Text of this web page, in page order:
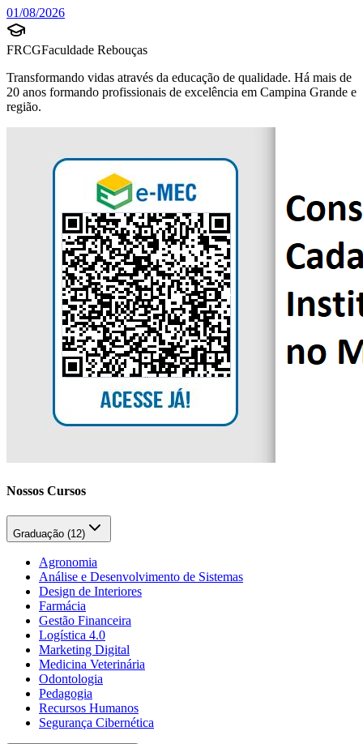
01/08/2026
FRCGFaculdade Rebouças
Transformando vidas através da educação de qualidade. Há mais de
20 anos formando profissionais de excelência em Campina Grande e
região.
Nossos Cursos
Graduação (12)
Agronomia
Análise e Desenvolvimento de Sistemas
Design de Interiores
Farmácia
Gestão Financeira
Logística 4.0
Marketing Digital
Medicina Veterinária
Odontologia
Pedagogia
Recursos Humanos
Segurança Cibernética